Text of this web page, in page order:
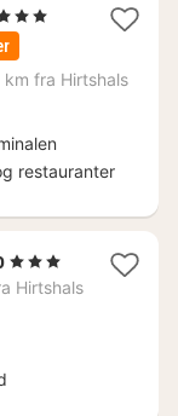
km fra Hirtshals
restauranter
1
nat
, 3 Stjerner
Hirtshals